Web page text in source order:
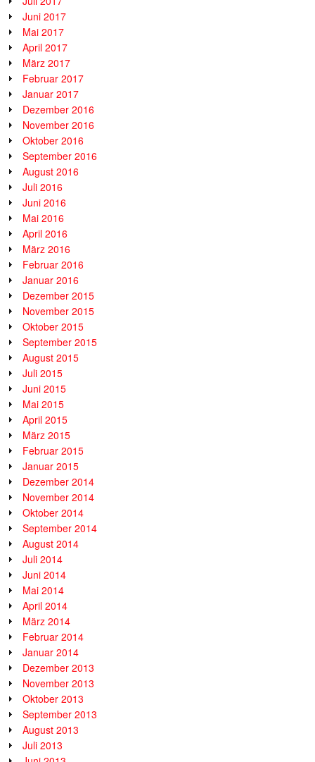
Juni 2017
Mai 2017
April 2017
März 2017
Februar 2017
Januar 2017
Dezember 2016
November 2016
Oktober 2016
September 2016
August 2016
Juli 2016
Juni 2016
Mai 2016
April 2016
März 2016
Februar 2016
Januar 2016
Dezember 2015
November 2015
Oktober 2015
September 2015
August 2015
Juli 2015
Juni 2015
Mai 2015
April 2015
März 2015
Februar 2015
Januar 2015
Dezember 2014
November 2014
Oktober 2014
September 2014
August 2014
Juli 2014
Juni 2014
Mai 2014
April 2014
März 2014
Februar 2014
Januar 2014
Dezember 2013
November 2013
Oktober 2013
September 2013
August 2013
Juli 2013